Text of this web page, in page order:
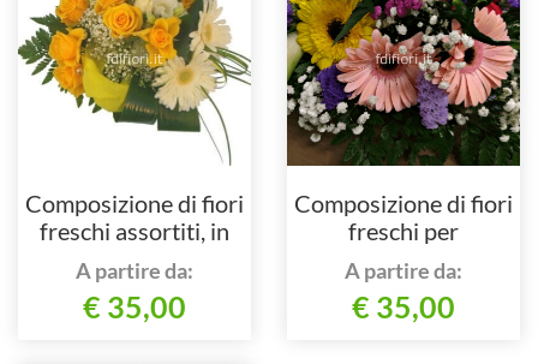
Composizione di fiori
freschi assortiti, in
particolare gerbere e
rose.
A partire da:
€ 35,00
Composizione di fiori
freschi per
centrotavola.
A partire da:
€ 35,00